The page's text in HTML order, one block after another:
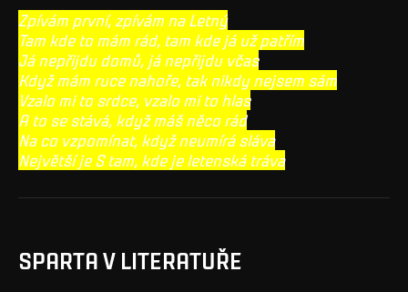
Zpívám první, zpívám na Letný
Tam kde to mám rád, tam kde já už patřím
Já nepřijdu domů, já nepřijdu včas
Když mám ruce nahoře, tak nikdy nejsem sám
Vzalo mi to srdce, vzalo mi to hlas
A to se stává, když máš něco rád
Na co vzpomínat, když neumírá sláva
Největší je S tam, kde je letenská tráva
SPARTA V LITERATUŘE